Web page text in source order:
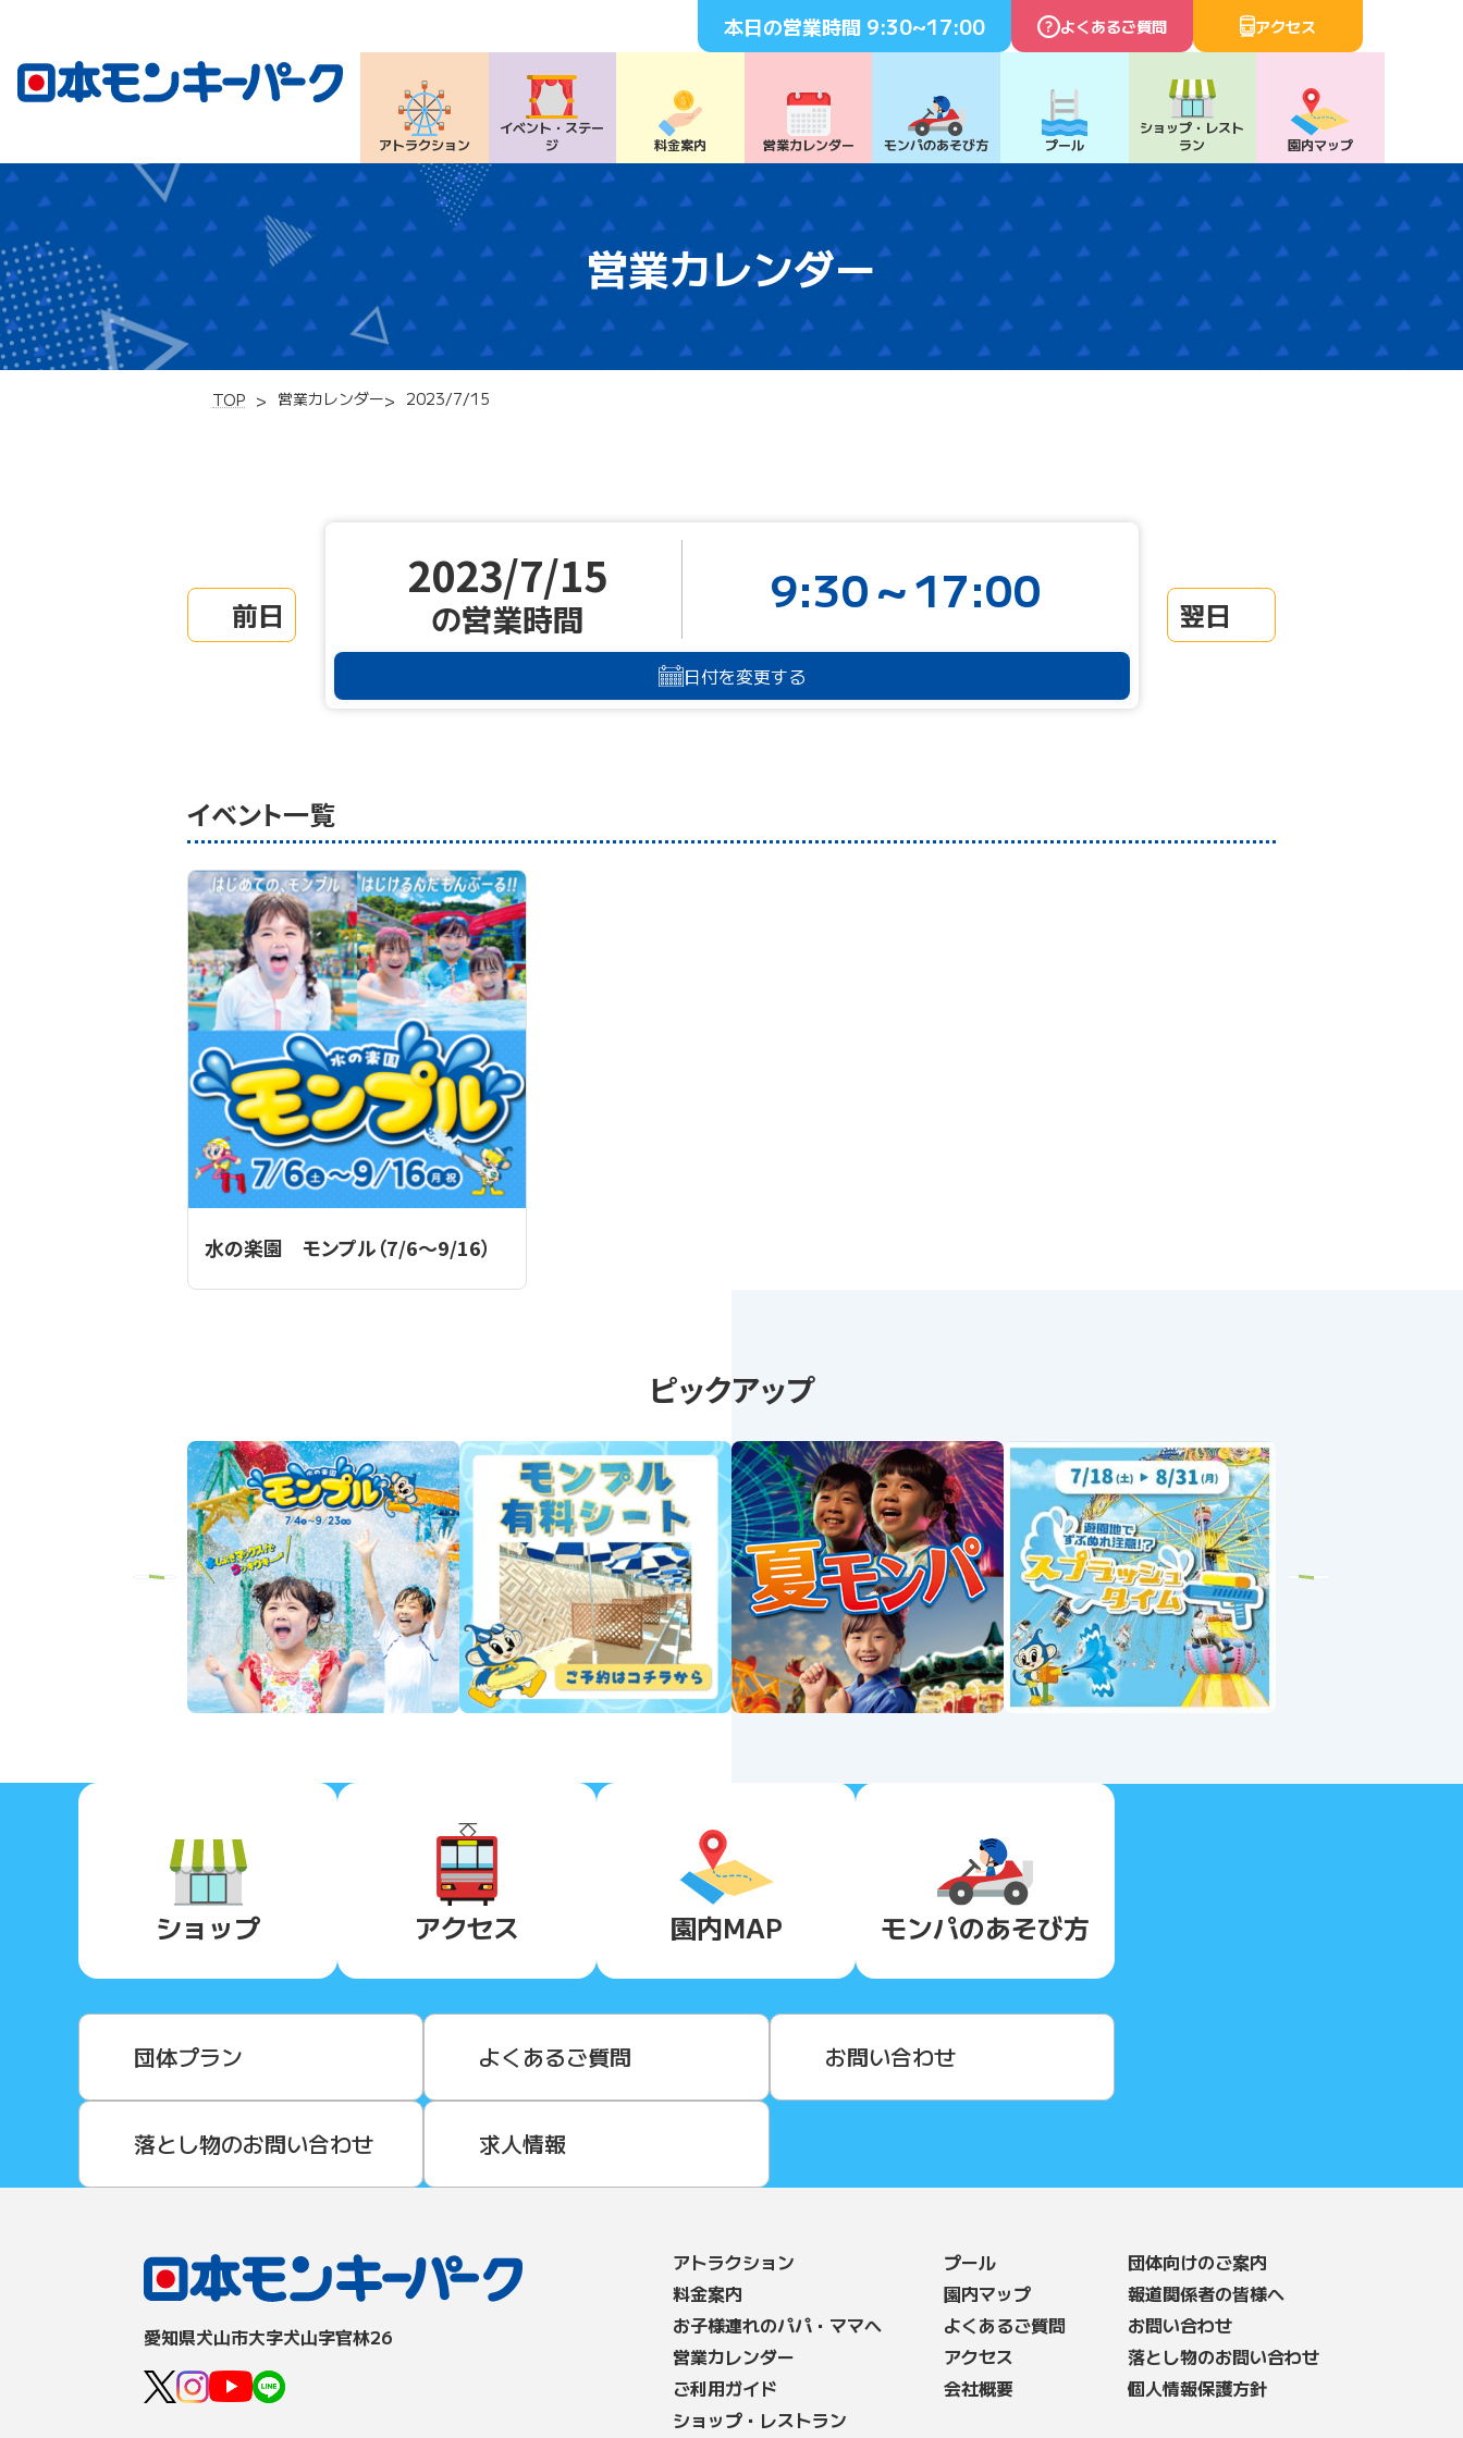
本日の営業時間 9:30~17:00 よくあるご質問 アクセス
アトラクション
イベント・ ステー
ジ
料⾦案内 営業カレンダー モンパのあそび方 プール
ショップ・ レスト
ラン
園内マップ
営業カレンダー
TOP 営業カレンダー 2023/7/15
前日
2023/7/15
の営業時間 9:30～17:00
日付を変更する
翌日
イベント一覧
水の楽園 モンプル（7/6～9/16）
ピックアップ
Previous Next
ショップ アクセス 園内MAP モンパのあそび方
団体プラン よくあるご質問 お問い合わせ
落とし物のお問い合わせ 求人情報
愛知県⽝⼭市⼤字⽝⼭字官林26
アトラクション
料⾦案内
お子様連れのパパ・ママへ
営業カレンダー
ご利用ガイド
ショップ・レストラン
プール
園内マップ
よくあるご質問
アクセス
会社概要
団体向けのご案内
報道関係者の皆様へ
お問い合わせ
落とし物のお問い合わせ
個人情報保護方針